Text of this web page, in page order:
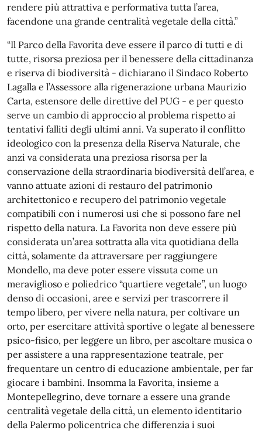
rendere più attrattiva e performativa tutta l’area,
facendone una grande centralità vegetale della città.”
“Il Parco della Favorita deve essere il parco di tutti e di
tutte, risorsa preziosa per il benessere della cittadinanza
e riserva di biodiversità - dichiarano il Sindaco Roberto
Lagalla e l’Assessore alla rigenerazione urbana Maurizio
Carta, estensore delle direttive del PUG - e per questo
serve un cambio di approccio al problema rispetto ai
tentativi falliti degli ultimi anni. Va superato il conflitto
ideologico con la presenza della Riserva Naturale, che
anzi va considerata una preziosa risorsa per la
conservazione della straordinaria biodiversità dell’area, e
vanno attuate azioni di restauro del patrimonio
architettonico e recupero del patrimonio vegetale
compatibili con i numerosi usi che si possono fare nel
rispetto della natura. La Favorita non deve essere più
considerata un’area sottratta alla vita quotidiana della
città, solamente da attraversare per raggiungere
Mondello, ma deve poter essere vissuta come un
meraviglioso e poliedrico “quartiere vegetale”, un luogo
denso di occasioni, aree e servizi per trascorrere il
tempo libero, per vivere nella natura, per coltivare un
orto, per esercitare attività sportive o legate al benessere
psico-fisico, per leggere un libro, per ascoltare musica o
per assistere a una rappresentazione teatrale, per
frequentare un centro di educazione ambientale, per far
giocare i bambini. Insomma la Favorita, insieme a
Montepellegrino, deve tornare a essere una grande
centralità vegetale della città, un elemento identitario
della Palermo policentrica che differenzia i suoi